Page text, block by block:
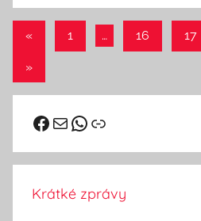
Stránkování
příspěvků
«Předchozí
1 … 16 17
Další
»
Facebook
vhd@kutnahora.cz
WhatsApp
Odkaz
Krátké zprávy